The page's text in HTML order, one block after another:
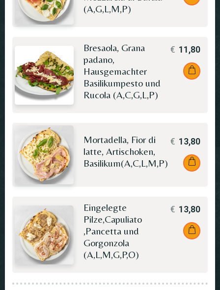
(A,G,L,M,P)
Bresaola, Grana
padano,
Hausgemachter
Basilikumpesto und
Rucola (A,C,G,L,P)
€ 11,80
Mortadella, Fior di
latte, Artischoken,
Basilikum(A,C,L,M,P)
€ 13,80
Eingelegte
Pilze,Capuliato
,Pancetta und
Gorgonzola
(A,L,M,G,P,O)
€ 13,80